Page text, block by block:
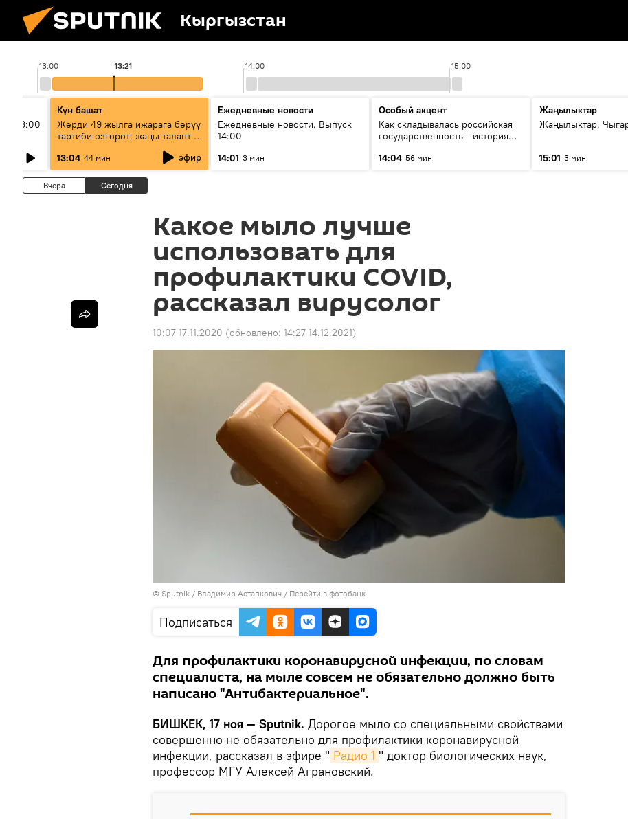
Кыргызстан
13:00 14:00 15:00
13:21
13:00
Күн башат
Жерди 49 жылга ижарага берүү
тартиби өзгөрөт: жаңы талаптар
13:04 44 мин эфир
Ежедневные новости
Ежедневные новости. Выпуск
14:00
14:01 3 мин
Особый акцент
Как складывалась российская
государственность - история
глазами аналитиков
14:04 56 мин
Жаңылыктар
Жаңылыктар.
15:01 3 мин
Вчера Сегодня
Какое мыло лучше
использовать для
профилактики COVID,
рассказал вирусолог
10:07 17.11.2020 (обновлено: 14:27 14.12.2021)
© Sputnik / Владимир Астапкович / Перейти в фотобанк
Подписаться
Для профилактики коронавирусной инфекции, по словам
специалиста, на мыле совсем не обязательно должно быть
написано "Антибактериальное".
БИШКЕК, 17 ноя — Sputnik. Дорогое мыло со специальными свойствами
совершенно не обязательно для профилактики коронавирусной
инфекции, рассказал в эфире " Радио 1 " доктор биологических наук,
профессор МГУ Алексей Аграновский.